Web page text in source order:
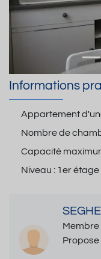
Informations
Appartement
Nombre de
Capacité
Niveau : 1er
Membre
Propose